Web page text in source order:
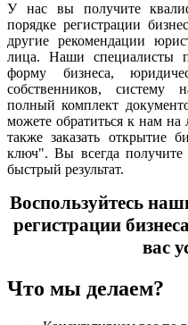
У нас вы получите
порядке регистрации
другие рекомендации
лица. Наши специалисты
форму бизнеса,
собственников, систему
полный комплект
можете обратиться к нам на
также заказать открытие
ключ". Вы всегда
быстрый результат.
Воспользуйтесь
регистрации
вас
Что мы делаем?